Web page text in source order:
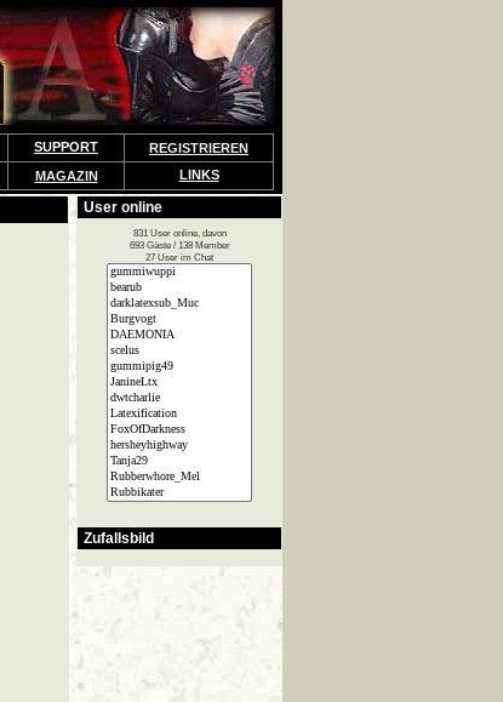
SUPPORT
REGISTRIEREN
MAGAZIN LINKS
User online
831 User online, davon
693 Gäste / 138 Member
27 User im Chat
Zufallsbild